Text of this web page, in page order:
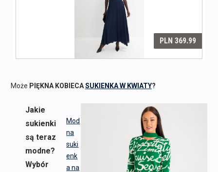
Może PIĘKNA KOBIECASUKIENKA W KWIATY?
Mod
na
suki
enk
a na
Jakie
sukienki
są teraz
modne?
Wybór